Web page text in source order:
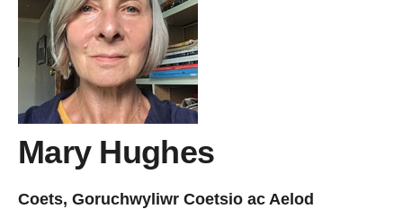
Mary Hughes
Coets, Goruchwyliwr Coetsio ac Aelod